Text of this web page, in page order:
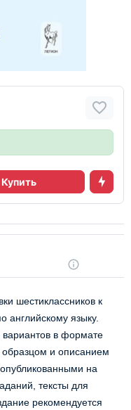
Купить
шестиклассников к
английскому языку.
в формате
образцом и описанием
на
тексты для
рекомендуется